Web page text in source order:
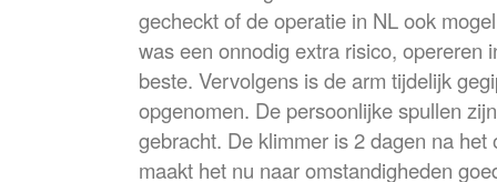
gecheckt of de operatie in NL ook
was een onnodig extra risico, opereren
beste. Vervolgens is de arm tijdelijk
opgenomen. De persoonlijke spullen
gebracht. De klimmer is 2 dagen na het
maakt het nu naar omstandigheden